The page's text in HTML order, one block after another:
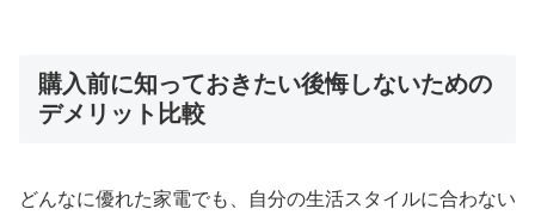
購入前に知っておきたい後悔しないための
デメリット比較
どんなに優れた家電でも、自分の生活スタイルに合わない